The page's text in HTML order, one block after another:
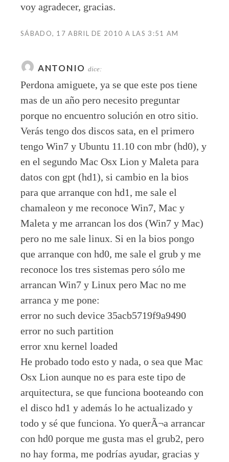
voy agradecer, gracias.
SÁBADO, 17 ABRIL DE 2010 A LAS 3:51 AM
ANTONIO dice:
Perdona amiguete, ya se que este pos tiene
mas de un año pero necesito preguntar
porque no encuentro solución en otro sitio.
Verás tengo dos discos sata, en el primero
tengo Win7 y Ubuntu 11.10 con mbr (hd0), y
en el segundo Mac Osx Lion y Maleta para
datos con gpt (hd1), si cambio en la bios
para que arranque con hd1, me sale el
chamaleon y me reconoce Win7, Mac y
Maleta y me arrancan los dos (Win7 y Mac)
pero no me sale linux. Si en la bios pongo
que arranque con hd0, me sale el grub y me
reconoce los tres sistemas pero sólo me
arrancan Win7 y Linux pero Mac no me
arranca y me pone:
error no such device 35acb5719f9a9490
error no such partition
error xnu kernel loaded
He probado todo esto y nada, o sea que Mac
Osx Lion aunque no es para este tipo de
arquitectura, se que funciona booteando con
el disco hd1 y además lo he actualizado y
todo y sé que funciona. Yo querÃ¬a arrancar
con hd0 porque me gusta mas el grub2, pero
no hay forma, me podrías ayudar, gracias y